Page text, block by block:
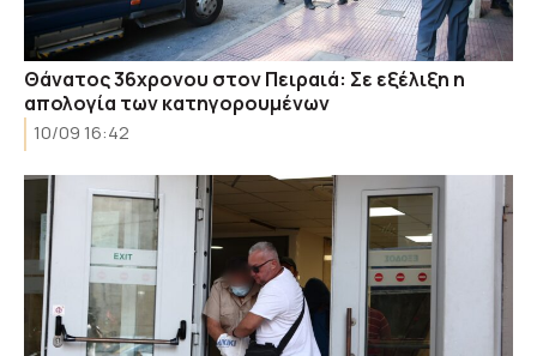
Θάνατος 36χρονου στον Πειραιά: Σε εξέλιξη η
απολογία των κατηγορουμένων
10/09 16:42